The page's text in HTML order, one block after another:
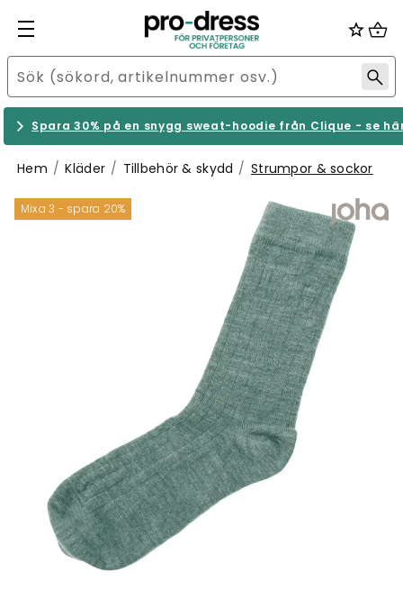
Spara 30% på en snygg sweat-hoodie från Clique - se
Hem Kläder Tillbehör & skydd Strumpor & sockor
Mixa 3 - spara 20%